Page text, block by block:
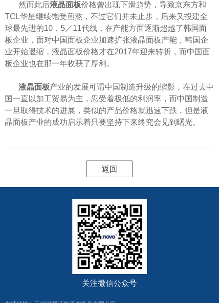
然而此后液晶面板价格曾出现下滑趋势，导致京东方和
TCL华星继续饱受煎熬，不过它们并未止步，后来又投建全
球最先进的10．5／11代线，在产能方面逐渐超越了韩国面
板企业，面对中国面板企业加速扩张液晶面板产能，韩国企
业开始退缩，液晶面板价格才在2017年迎来转折，而中国面
板企业也在那一年收获了厚利。
液晶面板产业的发展可谓中国制造升级的缩影，在过去中
国一直以加工贸易为主，忍受着极低的利润率，而中国制造
一旦取得技术的进展，类似的产品价格就迅速下跌，但是液
晶面板产业的成功启示着只要坚持下来终究会见到曙光。
返回
关注微信公众号